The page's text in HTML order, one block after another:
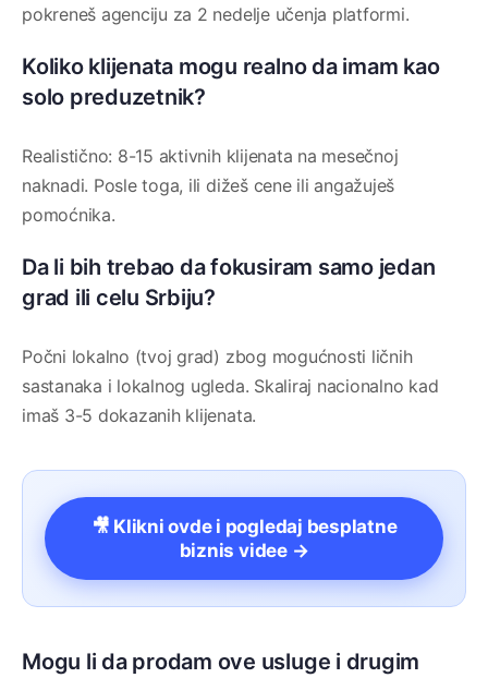
pokreneš agenciju za 2 nedelje učenja platformi.
Koliko klijenata mogu realno da imam kao
solo preduzetnik?
Realistično: 8-15 aktivnih klijenata na mesečnoj
naknadi. Posle toga, ili dižeš cene ili angažuješ
pomoćnika.
Da li bih trebao da fokusiram samo jedan
grad ili celu Srbiju?
Počni lokalno (tvoj grad) zbog mogućnosti ličnih
sastanaka i lokalnog ugleda. Skaliraj nacionalno kad
imaš 3-5 dokazanih klijenata.
🎥 Klikni ovde i pogledaj besplatne
biznis videe →
Mogu li da prodam ove usluge i drugim